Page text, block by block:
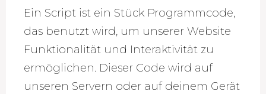
Ein Script ist ein Stück Programmcode,
das benutzt wird, um unserer Website
Funktionalität und Interaktivität zu
ermöglichen. Dieser Code wird auf
unseren Servern oder auf deinem Gerät